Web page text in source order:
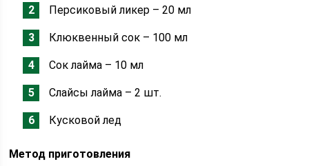
Персиковый ликер – 20 мл
Клюквенный сок – 100 мл
Сок лайма – 10 мл
Слайсы лайма – 2 шт.
Кусковой лед
Метод приготовления